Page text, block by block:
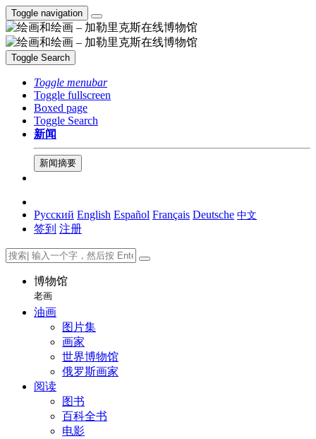
Toggle navigation
Toggle Search
Toggle menubar
Toggle fullscreen
Boxed page
Toggle Search
新闻
新闻摘要
Русский English Español Français Deutsche 中文
签到 注册
博物馆
老画
油画
图片集
画家
世界博物馆
俄罗斯画家
阅读
图书
百科全书
电影